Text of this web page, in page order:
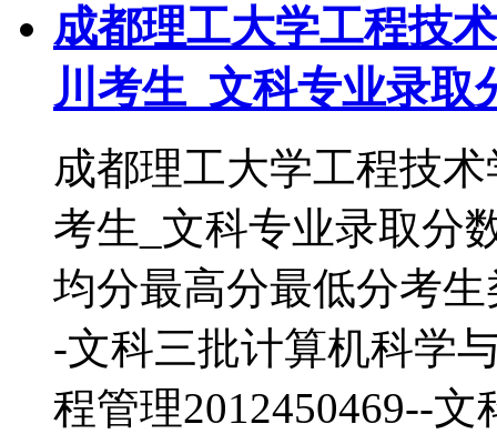
成都理工大学工程技
川考生_文科专业录取
成都理工大学工程技
考生_文科专业录取分
均分最高分最低分考
-文科三批计算机科学
程管理2012450469--